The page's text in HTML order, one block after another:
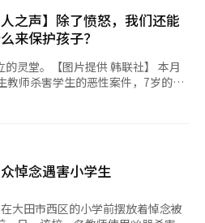
万人居首，其次为越南籍
万人）、美国籍（17.0251万
从年龄分布来看，20
，达到49.7%。其他年龄段依次为
12.6%）和60岁以上（12.9%）
南、仁川、庆北、全南等地。 在
留学的外国人有17.8519万人，参
非法居留的外籍
比减少6.2%。自2021年9月起，韩
K-ETA）以来，新增的非法滞留率
从2021年的19.9%大幅下降至去年的15%。 【图片提供 韩联社】
人之声】除了愤怒，我们还能
来保护孩子？
堂。【图片提供 韩联社】 本月
教师杀害学生的恶性案件，7岁的一
托管班被老师持刀刺死，这起骇人
敢点进去看详情。很难想象本应在
命被她最信任和尊重的老师夺走。
“我不在乎是哪个孩子，我就想和
而栗。 经初步调查，凶
悼念遇害小学生